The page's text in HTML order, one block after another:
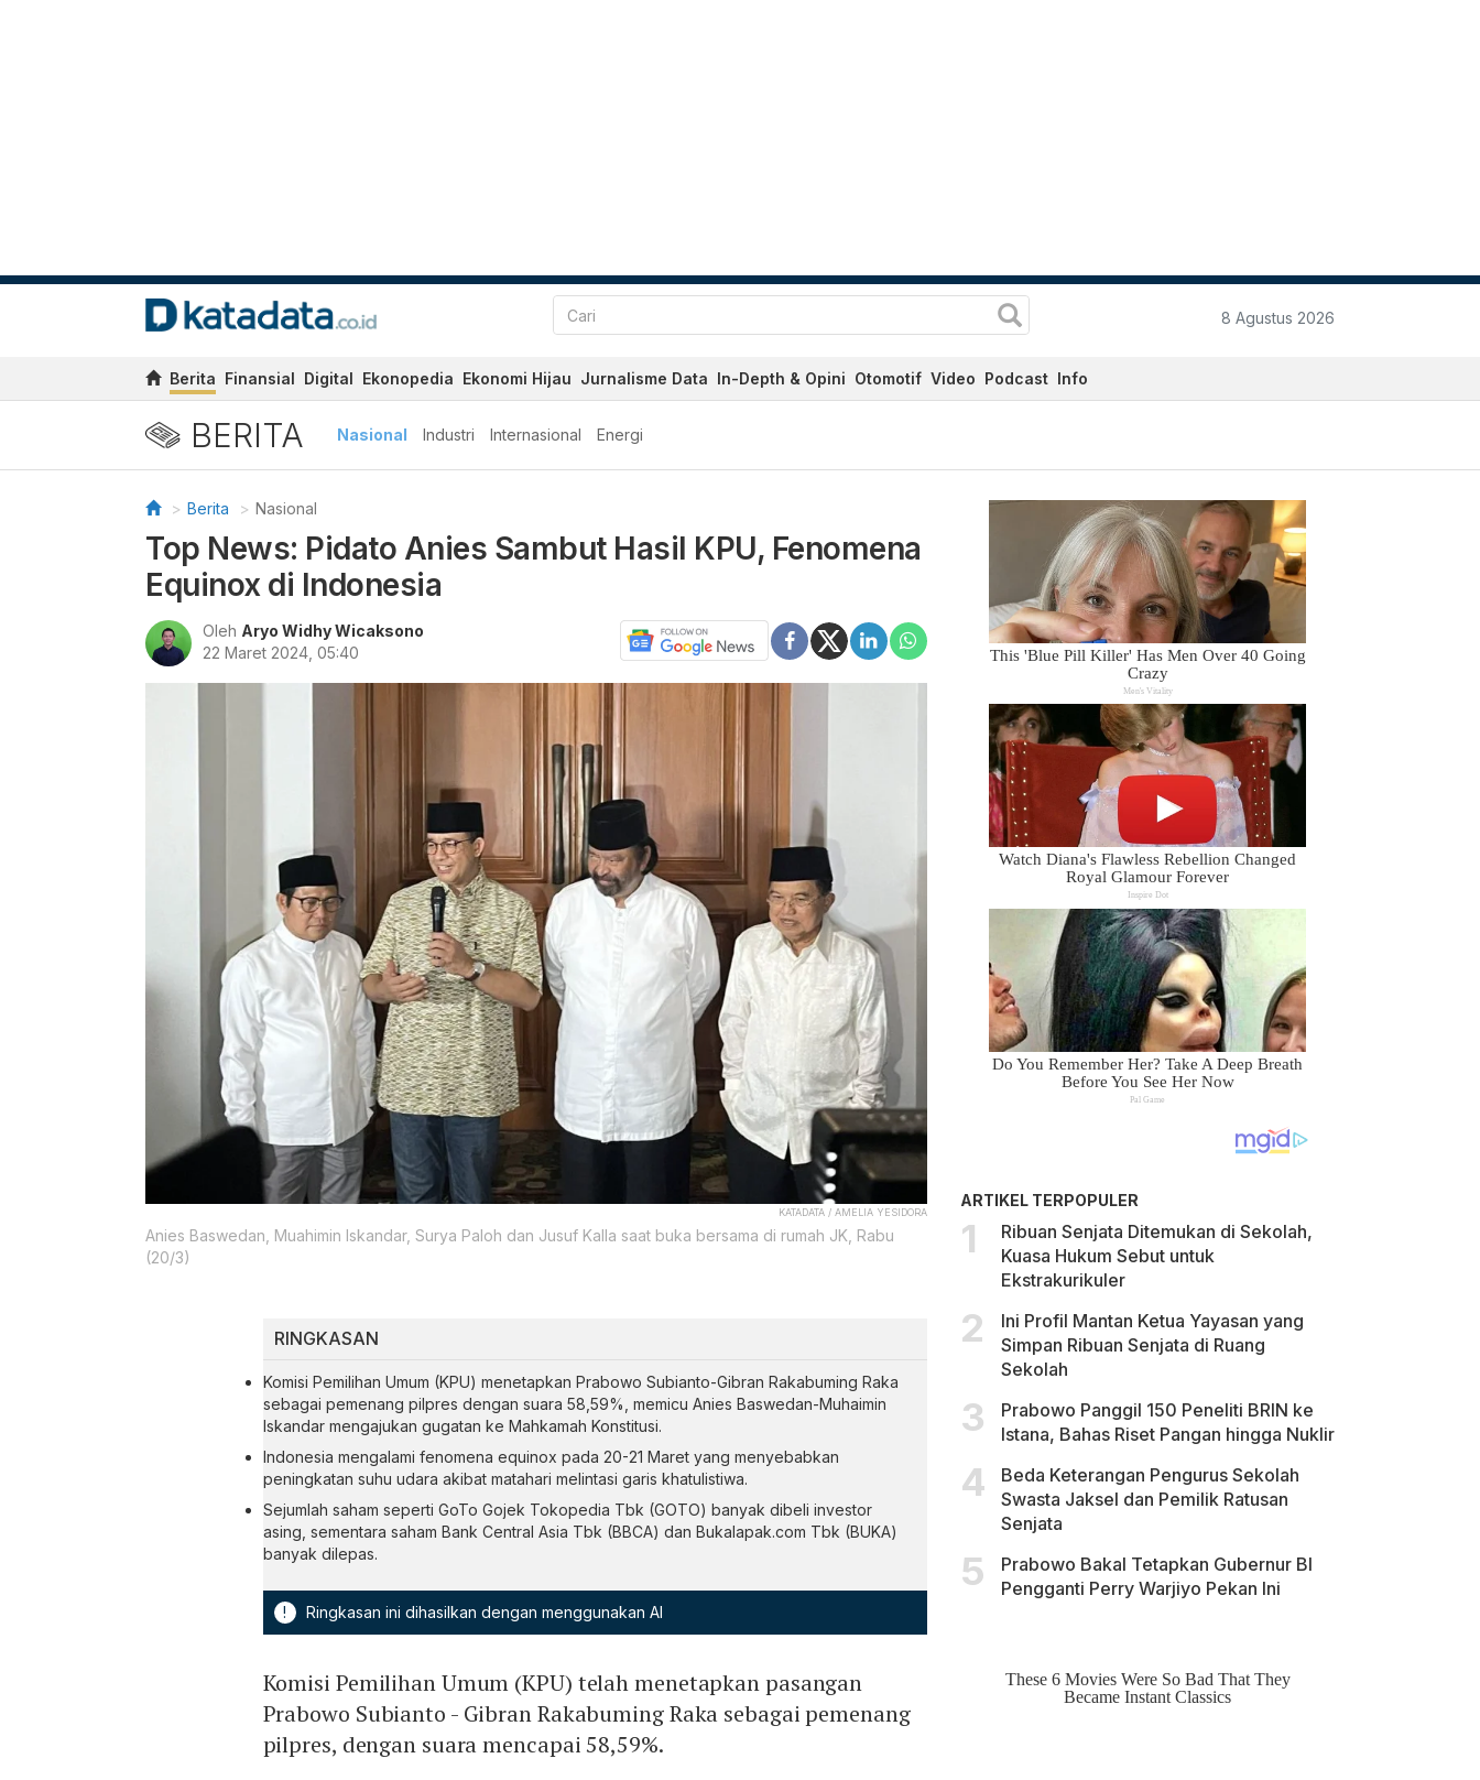
8 Agustus 2026
Berita Finansial Digital Ekonopedia Ekonomi Hijau Jurnalisme Data In-Depth & Opini Otomotif Video Podcast Info
BERITA Nasional Industri Internasional Energi
Berita Nasional
Top News: Pidato Anies Sambut Hasil KPU, Fenomena
Equinox di Indonesia
Oleh Aryo Widhy Wicaksono
22 Maret 2024, 05:40
KATADATA / AMELIA YESIDORA
Anies Baswedan, Muahimin Iskandar, Surya Paloh dan Jusuf Kalla saat buka bersama di rumah JK, Rabu
(20/3)
RINGKASAN
Komisi Pemilihan Umum (KPU) menetapkan Prabowo Subianto-Gibran Rakabuming Raka
sebagai pemenang pilpres dengan suara 58,59%, memicu Anies Baswedan-Muhaimin
Iskandar mengajukan gugatan ke Mahkamah Konstitusi.
Indonesia mengalami fenomena equinox pada 20-21 Maret yang menyebabkan
peningkatan suhu udara akibat matahari melintasi garis khatulistiwa.
Sejumlah saham seperti GoTo Gojek Tokopedia Tbk (GOTO) banyak dibeli investor
asing, sementara saham Bank Central Asia Tbk (BBCA) dan Bukalapak.com Tbk (BUKA)
banyak dilepas.
! Ringkasan ini dihasilkan dengan menggunakan AI
Komisi Pemilihan Umum (KPU) telah menetapkan pasangan
Prabowo Subianto - Gibran Rakabuming Raka sebagai pemenang
pilpres, dengan suara mencapai 58,59%.
ARTIKEL TERPOPULER
Ribuan Senjata Ditemukan di Sekolah,
Kuasa Hukum Sebut untuk
Ekstrakurikuler
Ini Profil Mantan Ketua Yayasan yang
Simpan Ribuan Senjata di Ruang
Sekolah
Prabowo Panggil 150 Peneliti BRIN ke
Istana, Bahas Riset Pangan hingga Nuklir
Beda Keterangan Pengurus Sekolah
Swasta Jaksel dan Pemilik Ratusan
Senjata
Prabowo Bakal Tetapkan Gubernur BI
Pengganti Perry Warjiyo Pekan Ini